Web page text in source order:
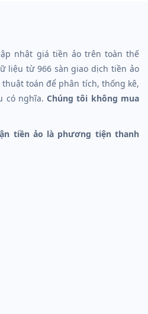
nhật giá tiền ảo trên toàn thế
liệu từ 966 sàn giao dịch tiền ảo
toán để phân tích, thống kê,
có nghĩa.Chúng tôi không mua
tiền ảo là phương tiện thanh